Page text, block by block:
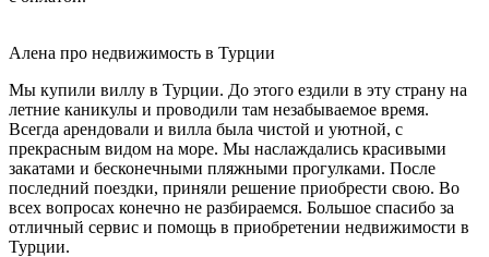
Алена про недвижимость в Турции
Мы купили виллу в Турции. До этого ездили в эту страну на
летние каникулы и проводили там незабываемое время.
Всегда арендовали и вилла была чистой и уютной, с
прекрасным видом на море. Мы наслаждались красивыми
закатами и бесконечными пляжными прогулками. После
последний поездки, приняли решение приобрести свою. Во
всех вопросах конечно не разбираемся. Большое спасибо за
отличный сервис и помощь в приобретении недвижимости в
Турции.